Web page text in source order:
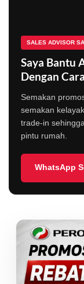
SALES ADVISOR
Saya Bantu
Dengan
Semakan
semakan
trade-in
pintu rumah.
WhatsApp